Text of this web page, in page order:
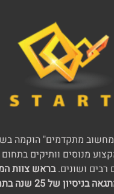
מנוסים וותיקים
ושונים.בראש צוות
עומד גיל פוקס